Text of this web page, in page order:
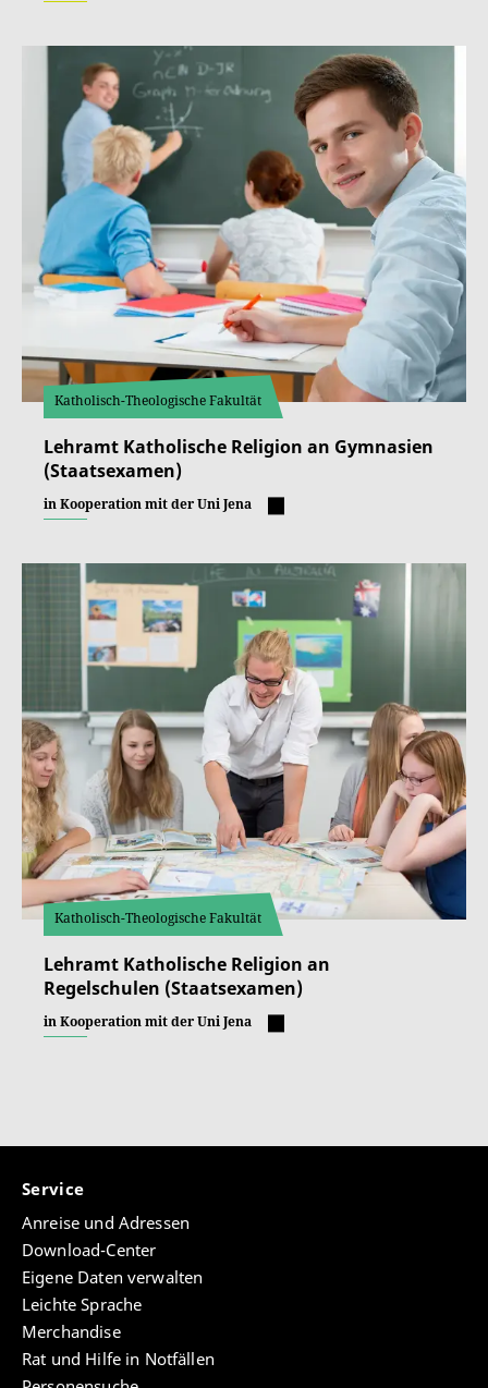
Katholisch-Theologische Fakultät
Lehramt Katholische Religion an Gymnasien
(Staatsexamen)
in Kooperation mit der Uni Jena
Katholisch-Theologische Fakultät
Lehramt Katholische Religion an
Regelschulen (Staatsexamen)
in Kooperation mit der Uni Jena
Service
Anreise und Adressen
Download-Center
Eigene Daten verwalten
Leichte Sprache
Merchandise
Rat und Hilfe in Notfällen